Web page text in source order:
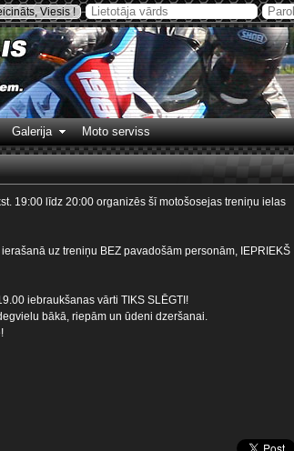
Viesis !
Galerija Moto serviss
19:00 līdz 20:00 organizēs šī motošosejas treniņu ielas
uz treniņu BEZ pavadošām personām, IEPRIEKŠ
iebraukšanas vārti TIKS SLĒGTI!
bākā, riepām un ūdeni dzeršanai.